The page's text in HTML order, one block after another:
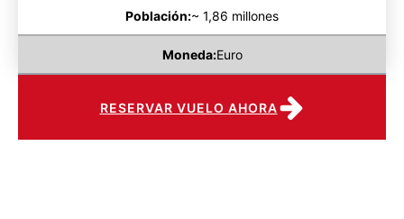
Población:~ 1,86 millones
Moneda:Euro
RESERVAR VUELO AHORA